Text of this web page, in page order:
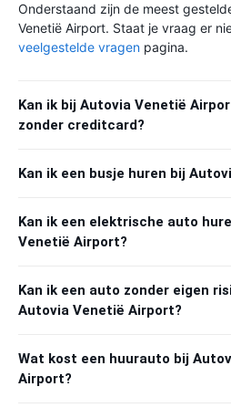
Onderstaand zijn de meest
Venetië Airport. Staat je vraag er
veelgestelde vragen pagina.
Kan ik bij Autovia Venetië
zonder creditcard?
Kan ik een busje huren bij
Kan ik een elektrische auto
Venetië Airport?
Kan ik een auto zonder eigen
Autovia Venetië Airport?
Wat kost een huurauto bij
Airport?